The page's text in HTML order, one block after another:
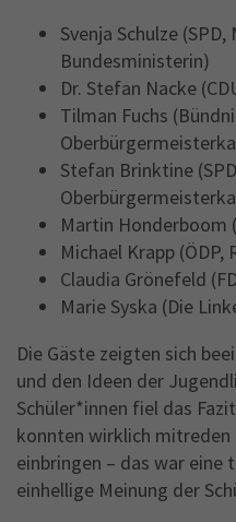
Svenja Schulze
Bundesministerin)
Dr. Stefan Nacke
Tilman Fuchs
Stefan Brinktine
Martin Honderboom
Michael Krapp (ÖDP,
Claudia Grönefeld
Marie Syska (Die
Die Gäste zeigten sich
und den Ideen der
Schüler*innen fiel das
konnten wirklich mitreden
einbringen – das war eine
einhellige Meinung der